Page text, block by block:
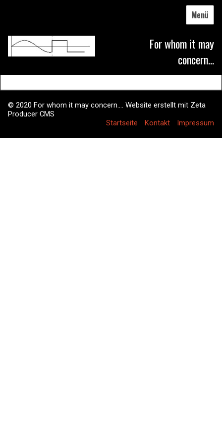
For whom it may
concern...
Menü
© 2020 For whom it may concern.... Website erstellt mit Zeta
Producer CMS
Startseite
Kontakt Impressum